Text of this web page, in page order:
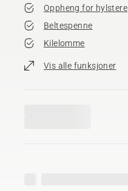
Oppheng for hylstere
Beltespenne
Kilelomme
Vis alle funksjoner